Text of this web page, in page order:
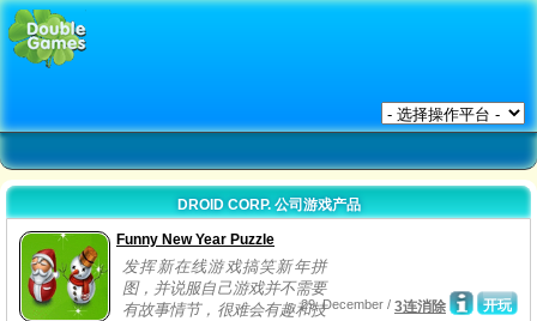
DROID CORP. 公司游戏产品
Funny New Year Puzzle
发挥新在线游戏搞笑新年拼
图，并说服自己游戏并不需要
有故事情节，很难会有趣和技
开玩
29, December / 3连消除